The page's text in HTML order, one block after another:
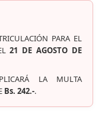
PARA EL
21 DE AGOSTO DE
LA MULTA
Bs. 242.-.